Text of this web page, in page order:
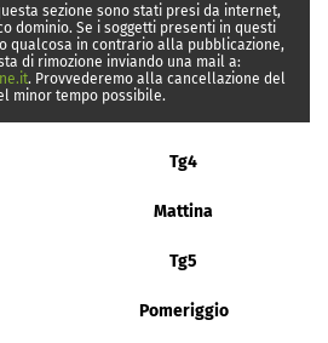
sezione sono stati presi da internet,
dominio. Se i soggetti presenti in questi
qualcosa in contrario alla pubblicazione,
di rimozione inviando una mail a:
. Provvederemo alla cancellazione del
minor tempo possibile.
Tg4
Mattina
Tg5
Pomeriggio